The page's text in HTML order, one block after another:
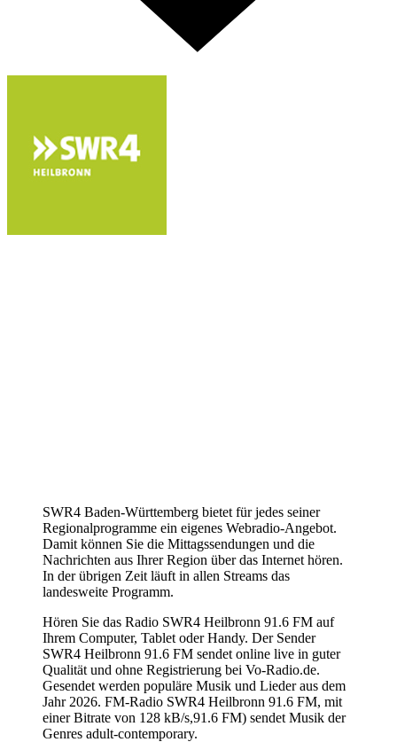
SWR4 Baden-Württemberg bietet für jedes seiner
Regionalprogramme ein eigenes Webradio-Angebot.
Damit können Sie die Mittagssendungen und die
Nachrichten aus Ihrer Region über das Internet hören.
In der übrigen Zeit läuft in allen Streams das
landesweite Programm.
Hören Sie das Radio SWR4 Heilbronn 91.6 FM auf
Ihrem Computer, Tablet oder Handy. Der Sender
SWR4 Heilbronn 91.6 FM sendet online live in guter
Qualität und ohne Registrierung bei Vo-Radio.de.
Gesendet werden populäre Musik und Lieder aus dem
Jahr 2026. FM-Radio SWR4 Heilbronn 91.6 FM, mit
einer Bitrate von 128 kB/s,91.6 FM) sendet Musik der
Genres adult-contemporary.